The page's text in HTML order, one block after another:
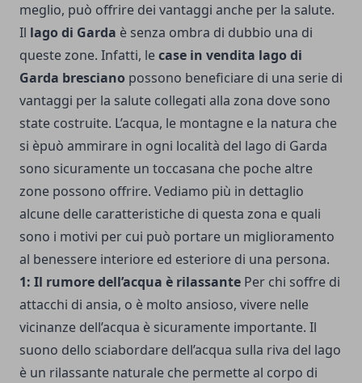
meglio, può offrire dei vantaggi anche per la salute.
Il lago di Garda è senza ombra di dubbio una di
queste zone. Infatti, lecase in vendita lago di
Garda bresciano possono beneficiare di una serie di
vantaggi per la salute collegati alla zona dove sono
state costruite. L’acqua, le montagne e la natura che
si èpuò ammirare in ogni località del lago di Garda
sono sicuramente un toccasana che poche altre
zone possono offrire. Vediamo più in dettaglio
alcune delle caratteristiche di questa zona e quali
sono i motivi per cui può portare un miglioramento
al benessere interiore ed esteriore di una persona.
1: Il rumore dell’acqua è rilassante Per chi soffre di
attacchi di ansia, o è molto ansioso, vivere nelle
vicinanze dell’acqua è sicuramente importante. Il
suono dello sciabordare dell’acqua sulla riva del lago
è un rilassante naturale che permette al corpo di